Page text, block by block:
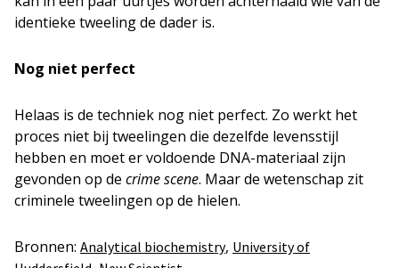
identieke tweeling de dader is.
Nog niet perfect
Helaas is de techniek nog niet perfect. Zo werkt het
proces niet bij tweelingen die dezelfde levensstijl
hebben en moet er voldoende DNA-materiaal zijn
gevonden op de crime scene. Maar de wetenschap zit
criminele tweelingen op de hielen.
Bronnen: Analytical biochemistry, University of